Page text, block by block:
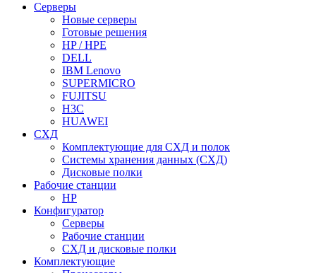
Серверы
Новые серверы
Готовые решения
HP / HPE
DELL
IBM Lenovo
SUPERMICRO
FUJITSU
H3C
HUAWEI
СХД
Комплектующие для СХД и полок
Системы хранения данных (СХД)
Дисковые полки
Рабочие станции
HP
Конфигуратор
Серверы
Рабочие станции
СХД и дисковые полки
Комплектующие